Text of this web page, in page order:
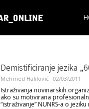
Demistificiranje jezika
Mehmed Halilović 02/03/2011
Istraživanja novinarskih
ako su motivirana
“istraživanje” NUNRS-a o